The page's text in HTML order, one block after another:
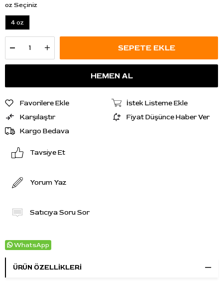
oz Seçiniz
4 oz
Favorilere Ekle
İstek Listeme Ekle
Karşılaştır
Fiyat Düşünce Haber Ver
Kargo Bedava
Tavsiye Et
Yorum Yaz
Satıcıya Soru Sor
WhatsApp
ÜRÜN ÖZELLIKLERI